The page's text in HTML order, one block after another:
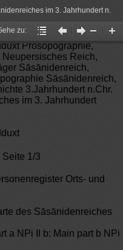
im 3. Jahrhundert n.
Zoom
zu:
Gehe
zu:
Vorheriger
Artikel
Nächster
Artikel
Prosopographie,
Reich,
Sāsānidenreich,
Sāsānidenreich,
3.Jahrhundert n.Chr.
im 3. Jahrhundert
1/3
Orts- und
des Sāsānidenreiches
a NPi II b: Main part b NPi